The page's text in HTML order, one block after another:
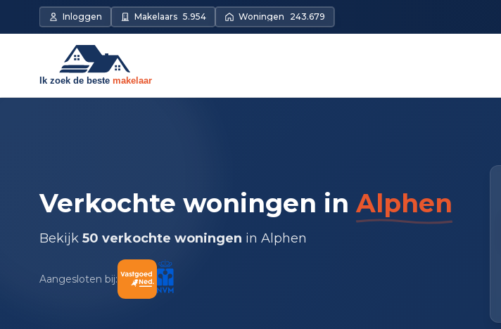
Inloggen Makelaars 5.954 Woningen 243.679
Verkochte woningen inAlphen
Bekijk 50 verkochte woningen in Alphen
Aangesloten bij: